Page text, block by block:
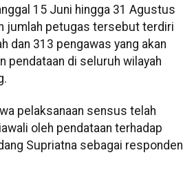
15 Juni hingga 31 Agustus
jumlah petugas tersebut terdiri
dan 313 pengawas yang akan
pendataan di seluruh wilayah
pelaksanaan sensus telah
oleh pendataan terhadap
Supriatna sebagai responden